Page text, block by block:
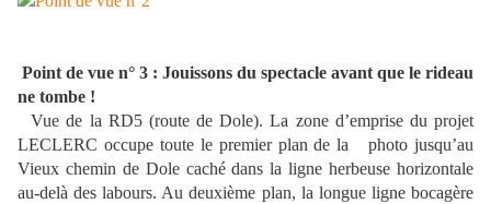
Point de vue n° 3 : Jouissons du spectacle avant que le rideau
ne tombe !
Vue de la RD5 (route de Dole). La zone d’emprise du projet
LECLERC occupe toute le premier plan de la photo jusqu’au
Vieux chemin de Dole caché dans la ligne herbeuse horizontale
au-delà des labours. Au deuxième plan, la longue ligne bocagère